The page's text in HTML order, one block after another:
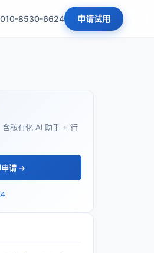
010-8530-6624 申请试用
私有化 AI 助手 + 行
申请 →